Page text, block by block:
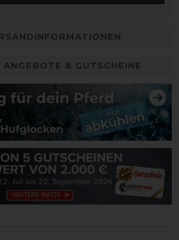
ANGEBOTE & GUTSCHEINE